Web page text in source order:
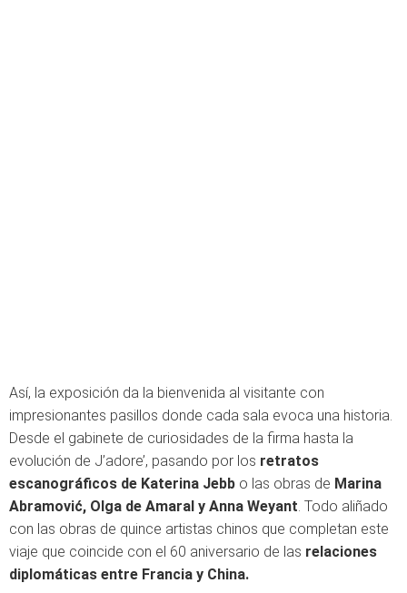
Así, la exposición da la bienvenida al visitante con
impresionantes pasillos donde cada sala evoca una historia.
Desde el gabinete de curiosidades de la firma hasta la
evolución de J’adore’, pasando por los retratos
escanográficos de Katerina Jebb o las obras de Marina
Abramović, Olga de Amaral y Anna Weyant. Todo aliñado
con las obras de quince artistas chinos que completan este
viaje que coincide con el 60 aniversario de las relaciones
diplomáticas entre Francia y China.